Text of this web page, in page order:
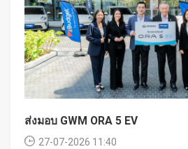
ส่งมอบ GWM ORA 5 EV
27-07-2026 11:40